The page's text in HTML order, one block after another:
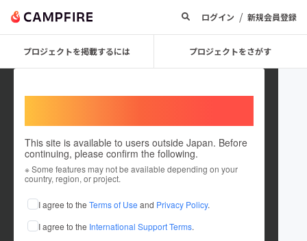
ログイン / 新規会員登録
プロジェクトを掲載するには プロジェクトをさがす
This site is available to users outside Japan. Before
continuing, please confirm the following.
※ Some features may not be available depending on your
country, region, or project.
I agree to the Terms of Use and Privacy Policy.
I agree to the International Support Terms.
MikiyasuKato
これまでに30回支援して4件のプロジェクトを投稿しています
在住国：日本 現在地：愛知県